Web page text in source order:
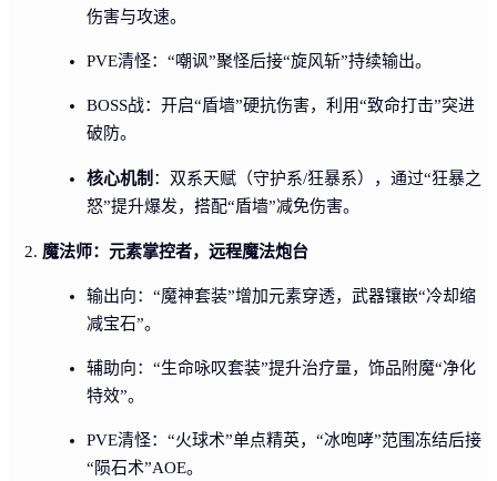
伤害与攻速。
PVE清怪：“嘲讽”聚怪后接“旋风斩”持续输出。
BOSS战：开启“盾墙”硬抗伤害，利用“致命打击”突进
破防。
核心机制 ：双系天赋（守护系/狂暴系），通过“狂暴之
怒”提升爆发，搭配“盾墙”减免伤害。
魔法师：元素掌控者，远程魔法炮台
输出向：“魔神套装”增加元素穿透，武器镶嵌“冷却缩
减宝石”。
辅助向：“生命咏叹套装”提升治疗量，饰品附魔“净化
特效”。
PVE清怪：“火球术”单点精英，“冰咆哮”范围冻结后接
“陨石术”AOE。